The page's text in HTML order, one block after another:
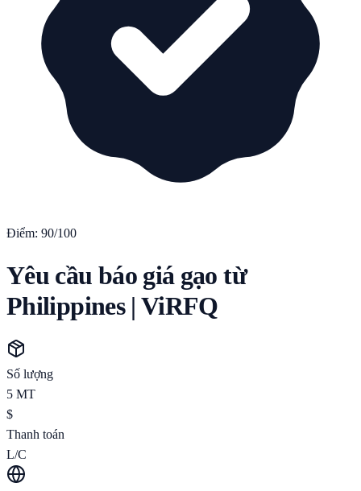
Điểm: 90/100
Yêu cầu báo giá gạo từ
Philippines | ViRFQ
Số lượng
5 MT
$
Thanh toán
L/C